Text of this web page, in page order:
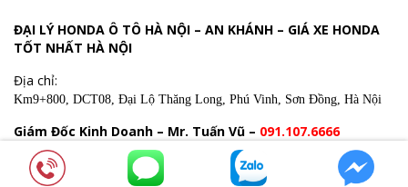
ĐẠI LÝ HONDA Ô TÔ HÀ NỘI – AN KHÁNH – GIÁ XE HONDA
TỐT NHẤT HÀ NỘI
Địa chỉ:
Km9+800, DCT08, Đại Lộ Thăng Long, Phú Vinh, Sơn Đồng, Hà Nội
Giám Đốc Kinh Doanh – Mr. Tuấn Vũ – 091.107.6666